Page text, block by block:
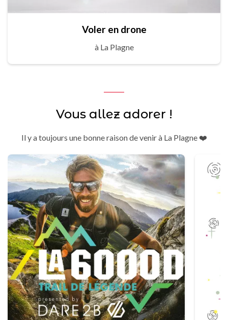
Voler en drone
à La Plagne
Vous allez adorer !
Il y a toujours une bonne raison de venir à La Plagne ❤️